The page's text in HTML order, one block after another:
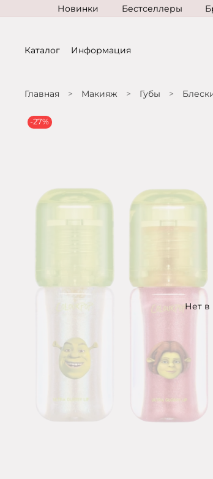
Новинки Бестселлеры
Каталог Информация
Главная Макияж Губы
Нет в
-27%